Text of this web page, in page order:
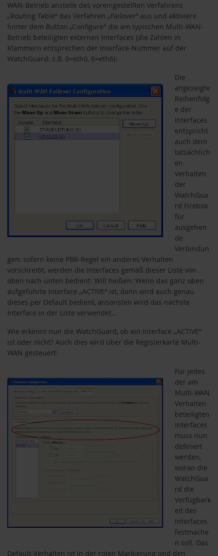
WAN-Betrieb anstelle des voreingestellten Verfahrens
„Routing Table“ das Verfahren „Failover“ aus und aktiviere
hinter dem Button „Configure“ die am typischen Multi-WAN-
Betrieb beteiligten externen Interfaces (die Zahlen in
Klammern entsprechen der Interface-Nummer auf der
WatchGuard: z.B. 0=eth0, 6=eth6):
Die
angezeigte
Reihenfolg
e der
Interfaces
entspricht
auch dem
tatsächlich
en
Verhalten
der
WatchGua
rd Firebox
für
ausgehen
de
Verbindun
gen: sofern keine PBR-Regel ein anderes Verhalten
vorschreibt, werden die Interfaces gemäß dieser Liste von
oben nach unten bedient. Will heißen: Wenn das ganz oben
aufgeführte Interface „ACTIVE“ ist, dann wird auch genau
dieses per Default bedient, ansonsten wird das nächste
Interface in der Liste verwendet…
Wie erkennt nun die WatchGuard, ob ein Interface „ACTIVE“
ist oder nicht? Auch dies wird über die Registerkarte Multi-
WAN gesteuert:
Für jedes
der am
Multi-WAN
Verhalten
beteiligten
Interfaces
muss nun
definiert
werden,
woran die
WatchGua
rd die
Verfügbark
eit des
Interfaces
festmache
n soll. Das
Default-Verhalten ist in der roten Markierung und den